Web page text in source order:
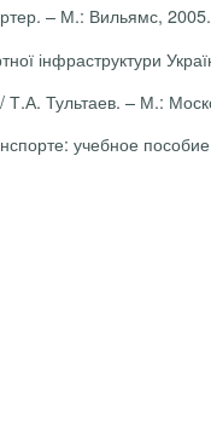
– М.: Вильямс,
інфраструктури
Т.А. Тультаев. – М.:
: учебное пособие